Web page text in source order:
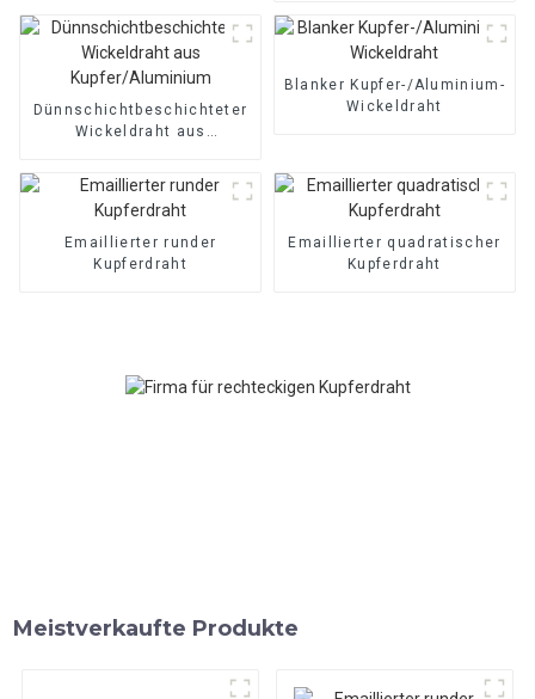
Dünnschichtbeschichteter
Wickeldraht aus
Blanker Kupfer-/Aluminium-
Wickeldraht
Emaillierter runder
Kupferdraht
Emaillierter quadratischer
Kupferdraht
Meistverkaufte Produkte